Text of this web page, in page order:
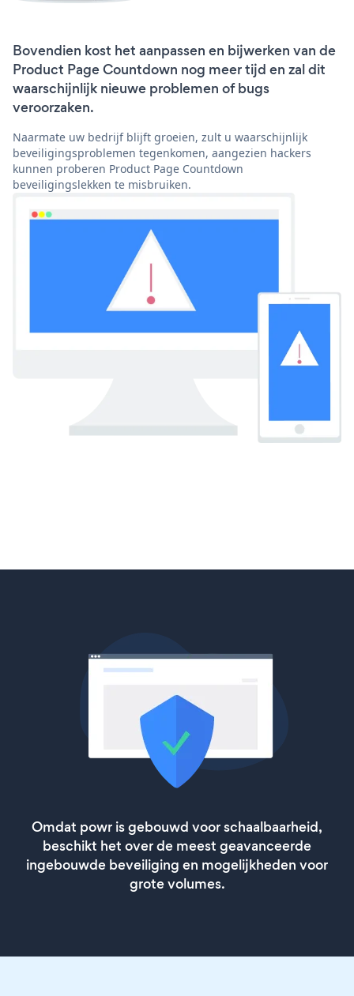
Bovendien kost het aanpassen en bijwerken van de
Product Page Countdown nog meer tijd en zal dit
waarschijnlijk nieuwe problemen of bugs
veroorzaken.
Naarmate uw bedrijf blijft groeien, zult u waarschijnlijk
beveiligingsproblemen tegenkomen, aangezien hackers
kunnen proberen Product Page Countdown
beveiligingslekken te misbruiken.
Omdat powr is gebouwd voor schaalbaarheid,
beschikt het over de meest geavanceerde
ingebouwde beveiliging en mogelijkheden voor
grote volumes.